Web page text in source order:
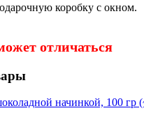
коробку с окном.
отличаться